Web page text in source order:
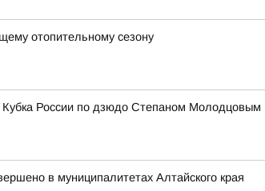
отопительному сезону
Кубка России по дзюдо Степаном Молодцовым
в муниципалитетах Алтайского края